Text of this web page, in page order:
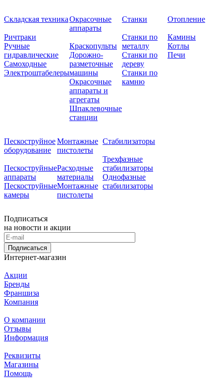
Складская техника
Ричтраки
Ручные
гидравлические
Самоходные
Электроштабелеры
Окрасочные
аппараты
Краскопульты
Дорожно-
разметочные
машины
Окрасочные
аппараты и
агрегаты
Шпаклевочные
станции
Станки
Станки по
металлу
Станки по
дереву
Станки по
камню
Отопление
Камины
Котлы
Печи
Пескоструйное
оборудование
Пескоструйные
аппараты
Пескоструйные
камеры
Монтажные
пистолеты
Расходные
материалы
Монтажные
пистолеты
Стабилизаторы
Трехфазные
стабилизаторы
Однофазные
стабилизаторы
Подписаться
на новости и акции
Подписаться
Интернет-магазин
Акции
Бренды
Франшиза
Компания
О компании
Отзывы
Информация
Реквизиты
Магазины
Помощь